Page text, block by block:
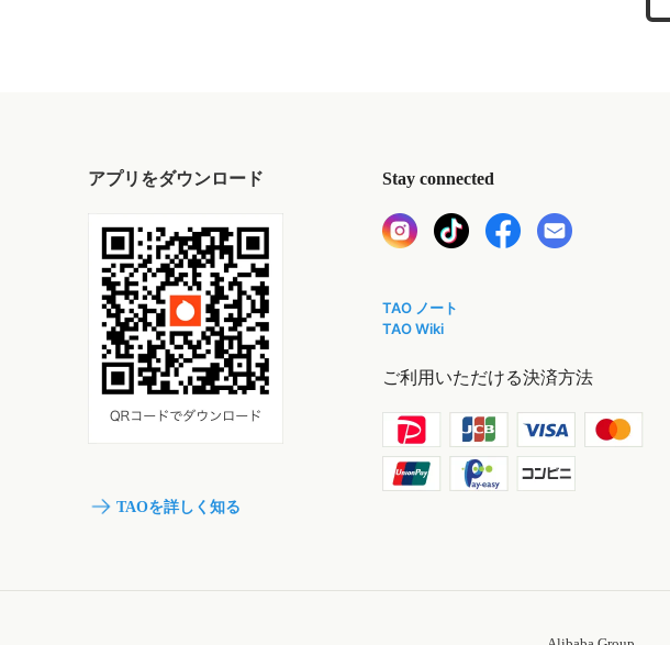
アプリをダウンロード
TAOを詳しく知る
Stay connected
TAO ノート
TAO Wiki
ご利用いただける決済方法